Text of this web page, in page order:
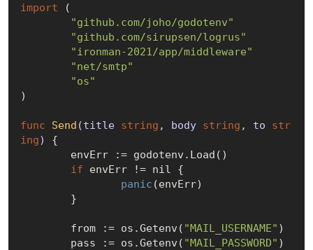
import (
"github.com/joho/godotenv"
"github.com/sirupsen/logrus"
"ironman-2021/app/middleware"
"net/smtp"
"os"
)
func Send (title string , body string , to str
ing)
{
if envErr != nil {
panic (envErr)
	from := os.Getenv(
"MAIL_USERNAME" )
	pass := os.Getenv(
"MAIL_PASSWORD" )